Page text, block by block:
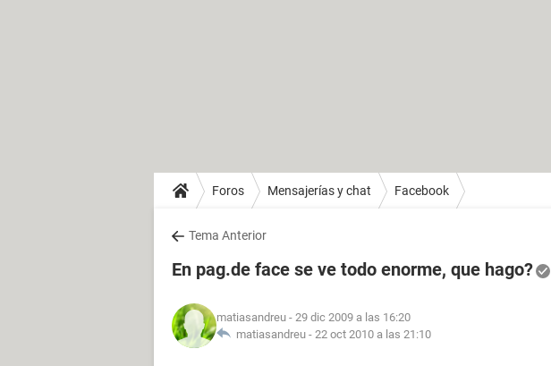
Foros Mensajerías y chat Facebook
Tema Anterior
En pag.de face se ve todo enorme, que hago?
matiasandreu - 29 dic 2009 a las 16:20
matiasandreu - 22 oct 2010 a las 21:10